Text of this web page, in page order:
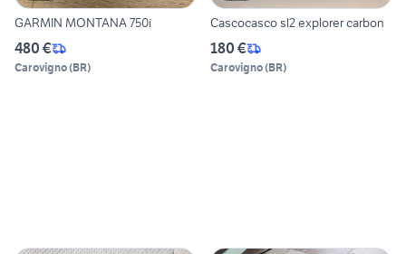
GARMIN MONTANA 750i
480 €
Carovigno(BR)
Cascocasco sl2 explorer carbon
180 €
Carovigno(BR)